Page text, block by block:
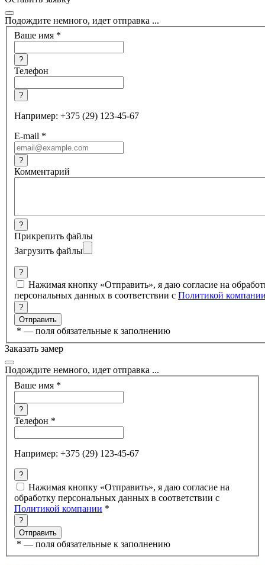
Подождите немного, идет отправка ...
Ваше имя *
?
Телефон
?
Например: +375 (29) 123-45-67
E-mail *
?
Комментарий
?
Прикрепить файлы
Загрузить файлы
?
Нажимая кнопку «Отправить», я даю согласие на
персональных данных в соответствии с Политикой
?
* — поля обязательные к заполнению
Заказать замер
Подождите немного, идет отправка ...
Ваше имя *
?
Телефон *
Например: +375 (29) 123-45-67
?
Нажимая кнопку «Отправить», я даю согласие на
обработку персональных данных в соответствии с
Политикой компании *
?
* — поля обязательные к заполнению